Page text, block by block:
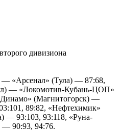
дивизиона
— «Арсенал» (Тула) — 87:68,
— «Локомотив-Кубань-ЦОП»
(Магнитогорск) —
89:82, «Нефтехимик»
— 93:103, 93:118, «Руна-
— 90:93, 94:76.